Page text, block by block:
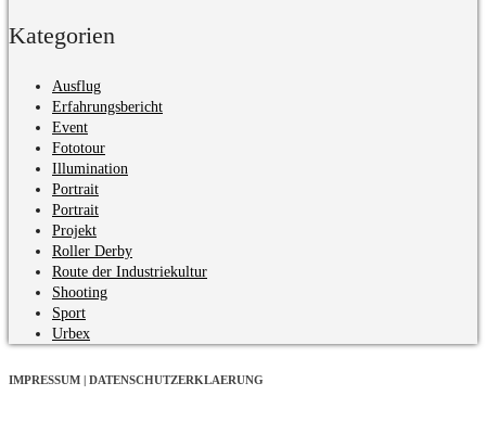
Kategorien
Ausflug
Erfahrungsbericht
Event
Fototour
Illumination
Portrait
Portrait
Projekt
Roller Derby
Route der Industriekultur
Shooting
Sport
Urbex
IMPRESSUM | DATENSCHUTZERKLAERUNG